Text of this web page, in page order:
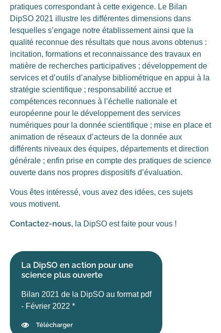
pratiques correspondant à cette exigence. Le Bilan
DipSO 2021 illustre les différentes dimensions dans
lesquelles s’engage notre établissement ainsi que la
qualité reconnue des résultats que nous avons obtenus :
incitation, formations et reconnaissance des travaux en
matière de recherches participatives ; développement de
services et d’outils d’analyse bibliométrique en appui à la
stratégie scientifique ; responsabilité accrue et
compétences reconnues à l’échelle nationale et
européenne pour le développement des services
numériques pour la donnée scientifique ; mise en place et
animation de réseaux d’acteurs de la donnée aux
différents niveaux des équipes, départements et direction
générale ; enfin prise en compte des pratiques de science
ouverte dans nos propres dispositifs d’évaluation.
Vous êtes intéressé, vous avez des idées, ces sujets
vous motivent.
Contactez-nous, la DipSO est faite pour vous !
La DipSO en action pour une
science plus ouverte
Bilan 2021 de la DipSO au format pdf
- Février 2022 *
Télécharger